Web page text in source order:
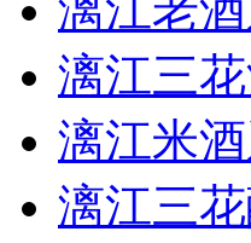
漓江三
漓江米酒
漓江三